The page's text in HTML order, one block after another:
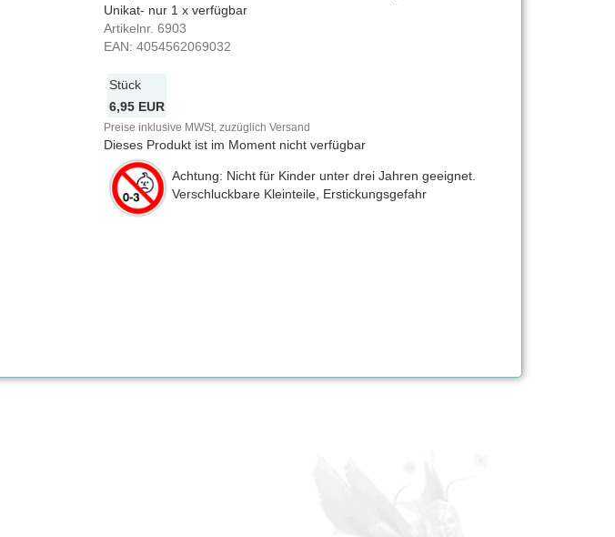
Unikat- nur 1 x verfügbar
Artikelnr. 6903
EAN: 4054562069032
Stück
6,95 EUR
Preise inklusive MWSt, zuzüglich Versand
Dieses Produkt ist im Moment nicht verfügbar
Achtung: Nicht für Kinder unter drei Jahren geeignet.
Verschluckbare Kleinteile, Erstickungsgefahr